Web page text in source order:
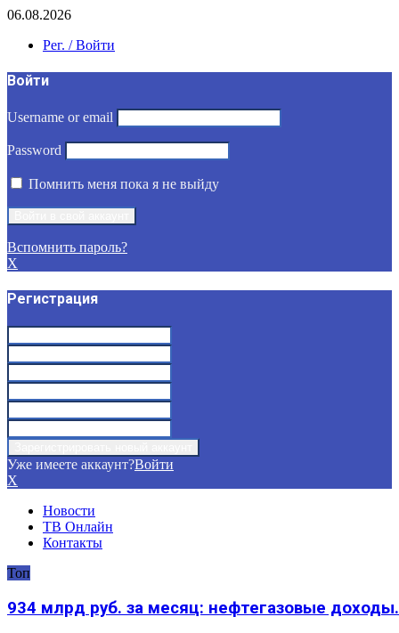
06.08.2026
Рег. / Войти
Войти
Username or email
Password
Помнить меня пока я не выйду
Вспомнить пароль?
X
Регистрация
Уже имеете аккаунт?Войти
X
Новости
ТВ Онлайн
Контакты
Топ
934 млрд руб. за месяц: нефтегазовые